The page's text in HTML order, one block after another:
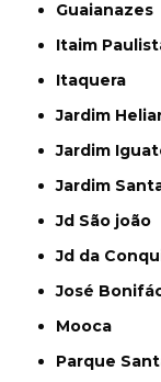
Guaianazes
Itaim
Itaquera
Jardim
Jardim
Jardim
Jd São joão
Jd da
José
Mooca
Parque